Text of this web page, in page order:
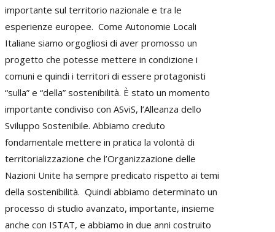
importante sul territorio nazionale e tra le
esperienze europee. Come Autonomie Locali
Italiane siamo orgogliosi di aver promosso un
progetto che potesse mettere in condizione i
comuni e quindi i territori di essere protagonisti
“sulla” e “della” sostenibilità. È stato un momento
importante condiviso con ASviS, l’Alleanza dello
Sviluppo Sostenibile. Abbiamo creduto
fondamentale mettere in pratica la volontà di
territorializzazione che l’Organizzazione delle
Nazioni Unite ha sempre predicato rispetto ai temi
della sostenibilità. Quindi abbiamo determinato un
processo di studio avanzato, importante, insieme
anche con ISTAT, e abbiamo in due anni costruito